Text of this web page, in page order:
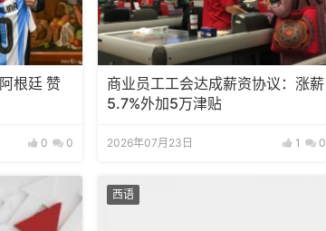
根廷 赞
0 0
商业员工工会达成薪资协议：涨薪
5.7%外加5万津贴
2026年07月23日 1 0
西语